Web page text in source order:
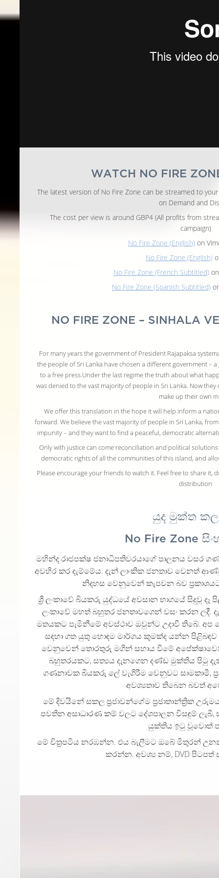
WATCH NO FIRE
The latest version of No Fire Zone can be streamed to
on Demand and
The cost per view is around GBP4 (All profits from
campaign)
No Fire Zone (English)on
No Fire Zone (English)
No Fire Zone (French Subtitled)
No Fire Zone (Spanish Subtitled)
NO FIRE ZONE – SINHALA
For many years the government of President Rajapaksa
the people of Sri Lanka have chosen a different government –
to a free press.Under the last regime the truth about what
was denied to the vast majority of people in Sri Lanka. Now
make up their own
We offer this translation in the hope it will help inform a
forward. We believe the vast majority of people in Sri Lanka,
impunity – and they want to find a peaceful, democratic
Only with justice can come reconciliation and political
democratic rights of all the communities of this island, and
Please encourage your friends to watch it. Feel free to share it,
distribution
යුද මුක්ත
No Fire Zone
මහින්ද රාජපක්ෂ ජනාධිපතිවරයාගේ පාලනය වසර
අවහිර කර දැම්මේය. දැන් ලාංකික ජනතාව වෙනත්
නිදහස වෙනුවෙන් කැපවන බව
ශ්‍රී ලංකාවේ බියකරු යුද්ධයේ අවසාන භාගයේ සිදුවූ දෑ
ලංකාවේ මහත් බහුතර ජනතාවගෙන් වසං කරන ලදී.
මතයකට පැමිනීමේ අවස්ථාව ඔවුන්ට උදාවී තිබේ.
සඳහා ගත යුතු හොඳම මාර්ගය කුමක්ද යන්න පිළිබඳව
වෙනුවෙන් තොරතුරු මගින් සහාය වීමේ අපේක්ෂාවෙනි.
බහුතරයකට, සත්‍යය දැනගෙන දණ්ඩ මුක්තිය පිටු
ගණනාවක බියකරු ලේ වැගිරීම වෙනුවට සාමකාමී,
අවශ්‍යතාව තිබෙන බවත්
මේ දිවයිනේ සකල ප්‍රජාවන්ගේම ප්‍රජාතාන්ත්‍රික
පවතින අසාධාරණ කම් වලට දේශපාලන විසඳුම්
යුක්තිය ඉටු වූවොත්
මේ චිත්‍රපටිය නරඹන්න. එය බැලීමට ඔබේ මිතුරන්
කරන්න. අවශ්‍ය නම්, DVD පිටපත්